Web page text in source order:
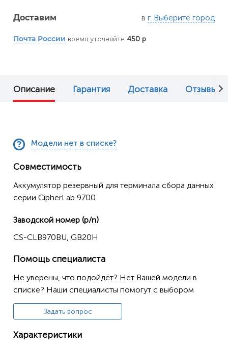
Доставим в г. Выберите город
Почта России время уточняйте 450 р
Описание Гарантия Доставка Отзывы (0)
Модели нет в списке?
Совместимость
Аккумулятор резервный для терминала сбора данных
серии CipherLab 9700.
Заводской номер (p/n)
CS-CLB970BU, GB20H
Помощь специалиста
Не уверены, что подойдёт? Нет Вашей модели в
списке? Наши специалисты помогут с выбором
Задать вопрос
Характеристики